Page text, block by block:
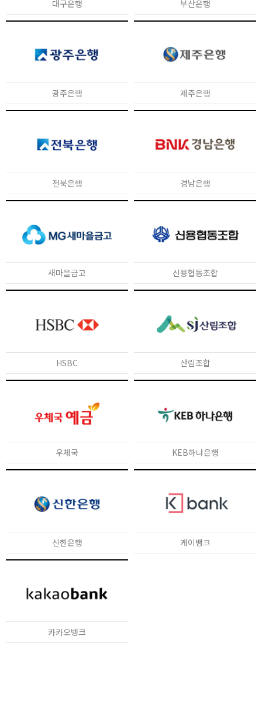
대구은행 부산은행
광주은행 제주은행
전북은행 경남은행
새마을금고 신용협동조합
HSBC 산림조합
우체국 KEB하나은행
신한은행 케이뱅크
카카오뱅크